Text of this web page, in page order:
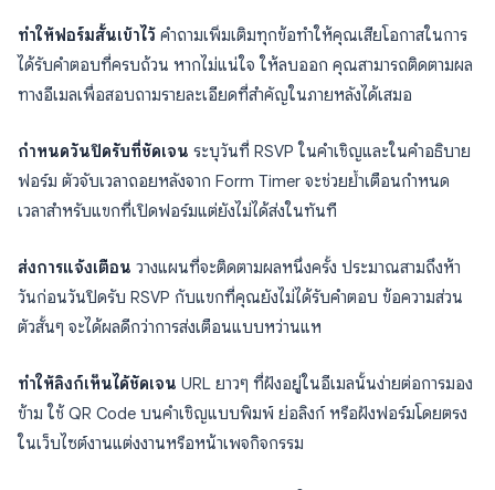
ทำให้ฟอร์มสั้นเข้าไว้ คำถามเพิ่มเติมทุกข้อทำให้คุณเสียโอกาสในการ
ได้รับคำตอบที่ครบถ้วน หากไม่แน่ใจ ให้ลบออก คุณสามารถติดตามผล
ทางอีเมลเพื่อสอบถามรายละเอียดที่สำคัญในภายหลังได้เสมอ
กำหนดวันปิดรับที่ชัดเจน ระบุวันที่ RSVP ในคำเชิญและในคำอธิบาย
ฟอร์ม ตัวจับเวลาถอยหลังจาก Form Timer จะช่วยย้ำเตือนกำหนด
เวลาสำหรับแขกที่เปิดฟอร์มแต่ยังไม่ได้ส่งในทันที
ส่งการแจ้งเตือน วางแผนที่จะติดตามผลหนึ่งครั้ง ประมาณสามถึงห้า
วันก่อนวันปิดรับ RSVP กับแขกที่คุณยังไม่ได้รับคำตอบ ข้อความส่วน
ตัวสั้นๆ จะได้ผลดีกว่าการส่งเตือนแบบหว่านแห
ทำให้ลิงก์เห็นได้ชัดเจน URL ยาวๆ ที่ฝังอยู่ในอีเมลนั้นง่ายต่อการมอง
ข้าม ใช้ QR Code บนคำเชิญแบบพิมพ์ ย่อลิงก์ หรือฝังฟอร์มโดยตรง
ในเว็บไซต์งานแต่งงานหรือหน้าเพจกิจกรรม